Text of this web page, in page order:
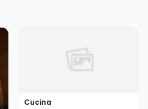
Cucina